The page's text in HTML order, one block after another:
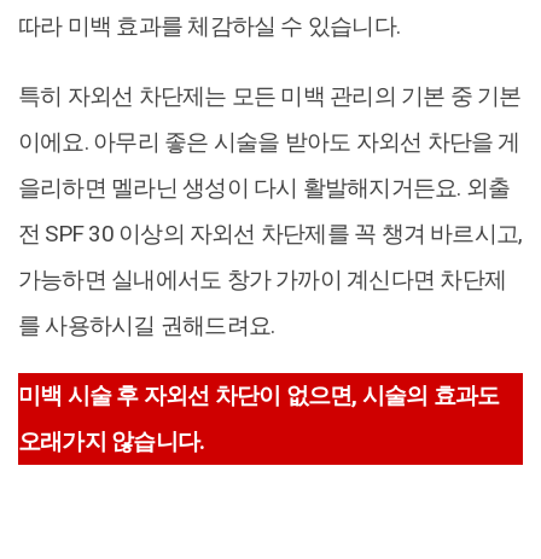
따라 미백 효과를 체감하실 수 있습니다.
특히 자외선 차단제는 모든 미백 관리의 기본 중 기본
이에요. 아무리 좋은 시술을 받아도 자외선 차단을 게
을리하면 멜라닌 생성이 다시 활발해지거든요. 외출
전 SPF 30 이상의 자외선 차단제를 꼭 챙겨 바르시고,
가능하면 실내에서도 창가 가까이 계신다면 차단제
를 사용하시길 권해드려요.
미백 시술 후 자외선 차단이 없으면, 시술의 효과도
오래가지 않습니다.